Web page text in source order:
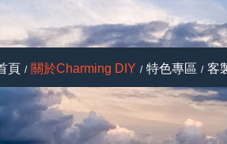
頁 關於Charming DIY 特色專區 客